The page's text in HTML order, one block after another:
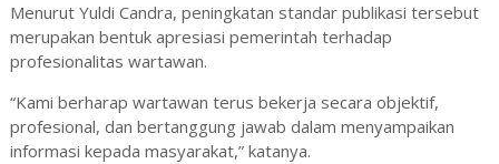
Menurut Yuldi Candra, peningkatan standar publikasi tersebut
merupakan bentuk apresiasi pemerintah terhadap
profesionalitas wartawan.
“Kami berharap wartawan terus bekerja secara objektif,
profesional, dan bertanggung jawab dalam menyampaikan
informasi kepada masyarakat,” katanya.